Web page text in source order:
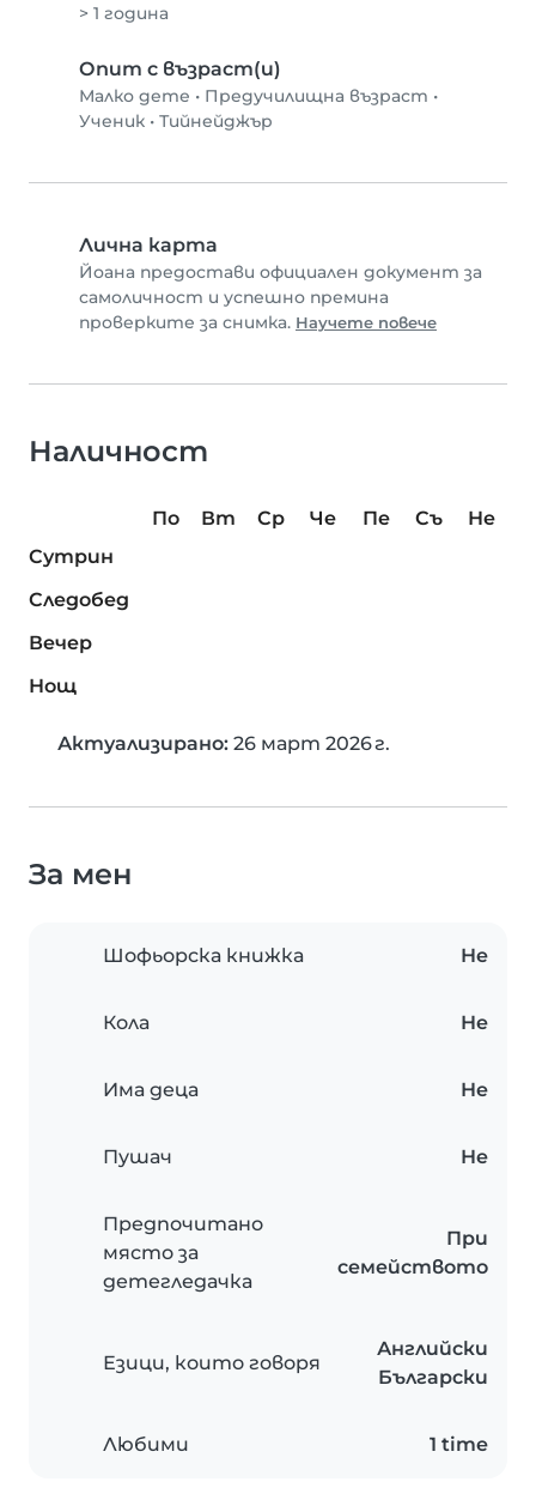
> 1 година
Опит с възраст(и)
Малко дете • Предучилищна възраст •
Ученик • Тийнейджър
Лична карта
Йоана предостави официален документ за
самоличност и успешно премина
проверките за снимка. Научете повече
Наличност
По Вт Ср Че Пе Съ
Не
Сутрин
Следобед
Вечер
Нощ
Актуализирано: 26 март 2026 г.
За мен
Шофьорска книжка Не
Кола Не
Има деца Не
Пушач Не
Предпочитано
място за
детегледачка
При
семейството
Езици, които говоря
Английски
Български
Любими 1 time